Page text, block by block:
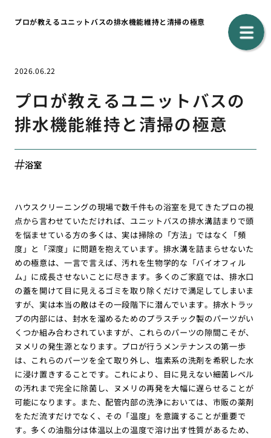
プロが教えるユニットバスの排水機能維持と清掃の極意
2026.06.22
プロが教えるユニットバスの
排水機能維持と清掃の極意
浴室
ハウスクリーニングの現場で数千件もの浴室を見てきたプロの視
点から言わせていただければ、ユニットバスの排水溝詰まりで頭
を悩ませている方の多くは、実は掃除の「方法」ではなく「頻
度」と「深度」に問題を抱えています。排水溝を詰まらせないた
めの極意は、一言で言えば、汚れを生物学的な「バイオフィル
ム」に成長させないことに尽きます。多くのご家庭では、排水口
の蓋を開けて目に見えるゴミを取り除くだけで満足してしまいま
すが、実は本当の敵はその一段階下に潜んでいます。排水トラッ
プの内部には、封水を溜めるためのプラスチック製のパーツがい
くつか組み合わされていますが、これらのパーツの隙間こそが、
ヌメリの発生源となります。プロが行うメンテナンスの第一歩
は、これらのパーツを全て取り外し、塩素系の洗剤を希釈した水
に浸け置きすることです。これにより、目に見えない細菌レベル
の汚れまで完全に除菌し、ヌメリの再発を大幅に遅らせることが
可能になります。また、配管内部の洗浄においては、市販の薬剤
をただ流すだけでなく、その「温度」を意識することが重要で
す。多くの油脂分は体温以上の温度で溶け出す性質があるため、